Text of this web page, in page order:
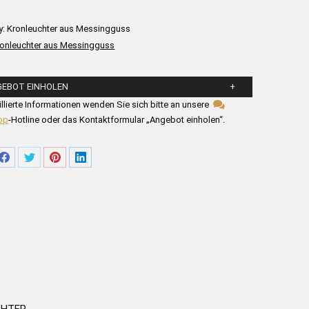
Kronleuchter aus Messingguss
aus Messingguss
EINHOLEN
Sie die untenstehenden Felder aus.
Informationen wenden Sie sich bitte an unsere
-Hotline oder das Kontaktformular „Angebot einholen“.
ShareShareShareShare